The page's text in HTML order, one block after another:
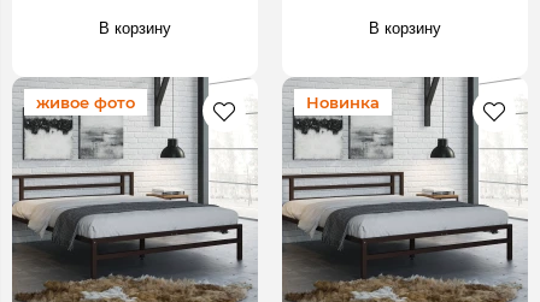
В корзину В корзину
живое фото Новинка